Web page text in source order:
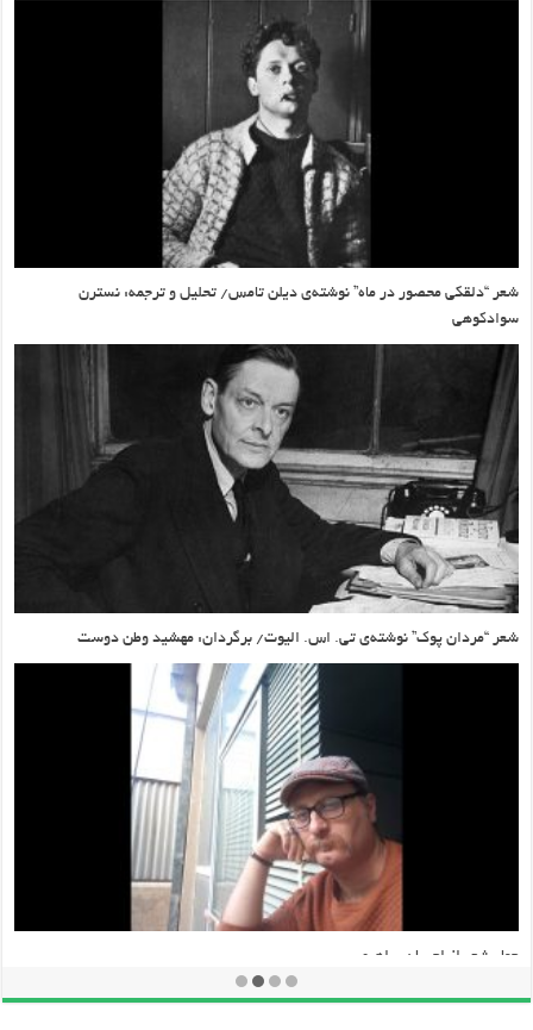
شعر “دلقکی محصور در ماه” نوشته‌ی دیلن تامس/ تحلیل و ترجمه: نسترن
سوادکوهی
شعر “مردان پوک” نوشته‌ی تی. اس. الیوت/ برگردان: مهشید وطن دوست
چهار شعر از احسان براهیمی